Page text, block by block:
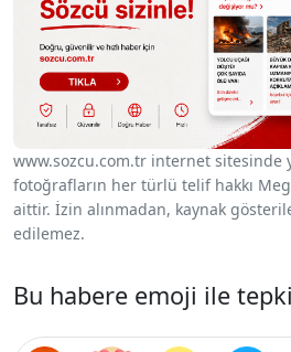
www.sozcu.com.tr internet sitesinde
fotoğrafların her türlü telif hakkı
aittir. İzin alınmadan, kaynak
edilemez.
Bu habere emoji ile